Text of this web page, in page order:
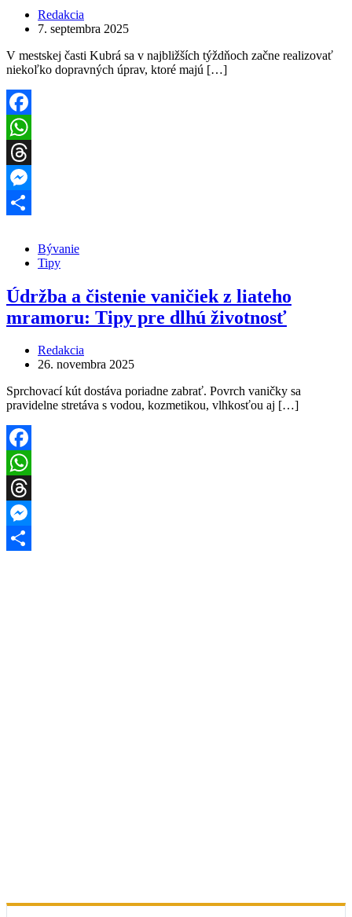
Redakcia
7. septembra 2025
V mestskej časti Kubrá sa v najbližších týždňoch začne realizovať
niekoľko dopravných úprav, ktoré majú […]
Facebook
WhatsApp
Threads
Messenger
Bývanie
Tipy
Údržba a čistenie vaničiek z liateho
mramoru: Tipy pre dlhú životnosť
Redakcia
26. novembra 2025
Sprchovací kút dostáva poriadne zabrať. Povrch vaničky sa
pravidelne stretáva s vodou, kozmetikou, vlhkosťou aj […]
Facebook
WhatsApp
Threads
Messenger